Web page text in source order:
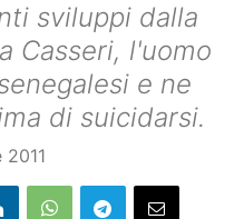
sviluppi dalla
Casseri, l'uomo
e ne
di suicidarsi.
2011